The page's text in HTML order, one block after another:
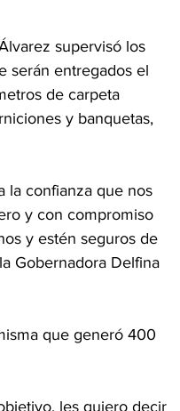
supervisó los
serán entregados el
de carpeta
y banquetas,
la confianza que nos
y con compromiso
y estén seguros de
Gobernadora Delfina
que generó 400
les quiero decir